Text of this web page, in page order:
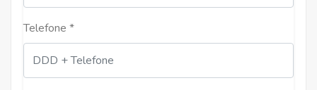
Telefone *